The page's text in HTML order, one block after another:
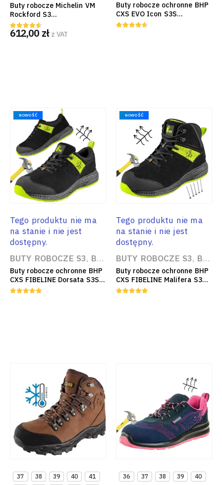
Buty robocze Michelin VM
Rockford S3
Antyprzebiciowe HRO CI WR
Skórzane Trzewiki Ochronne
4.50out of 5
612,00 zł z VAT
Buty robocze ochronne BHP
CXS EVO Icon S3S
kompozytowy podnosek
NOWOŚĆ
Tego produktu nie ma
na stanie i nie jest
dostępny.
BUTY ROBOCZE S3, BUTY ROBOCZE Z PODNOSKIEM KOMPOZYTOWYM
Buty robocze ochronne BHP
CXS FIBELINE Dorsata S3S
ESD HRO Kompozyt EN ISO
NOWOŚĆ
Tego produktu nie ma
na stanie i nie jest
dostępny.
BUTY ROBOCZE S3, BUTY ROBOCZE Z PODNOSKIEM KOMPOZYTOWYM
Buty robocze ochronne BHP
CXS FIBELINE Malifera S3S
ESD HRO czarne EN ISO
37 38 39 40 41 36 37 38 39 40